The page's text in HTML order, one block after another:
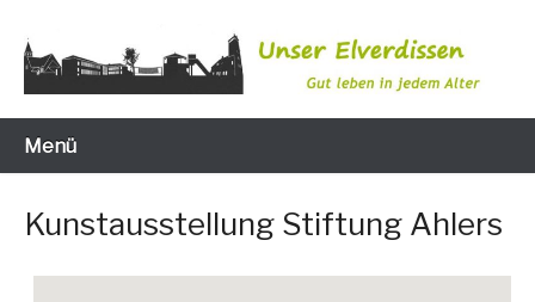
Inhalt
wechseln
Unser Elverdissen
Menü
Kunstausstellung Stiftung Ahlers